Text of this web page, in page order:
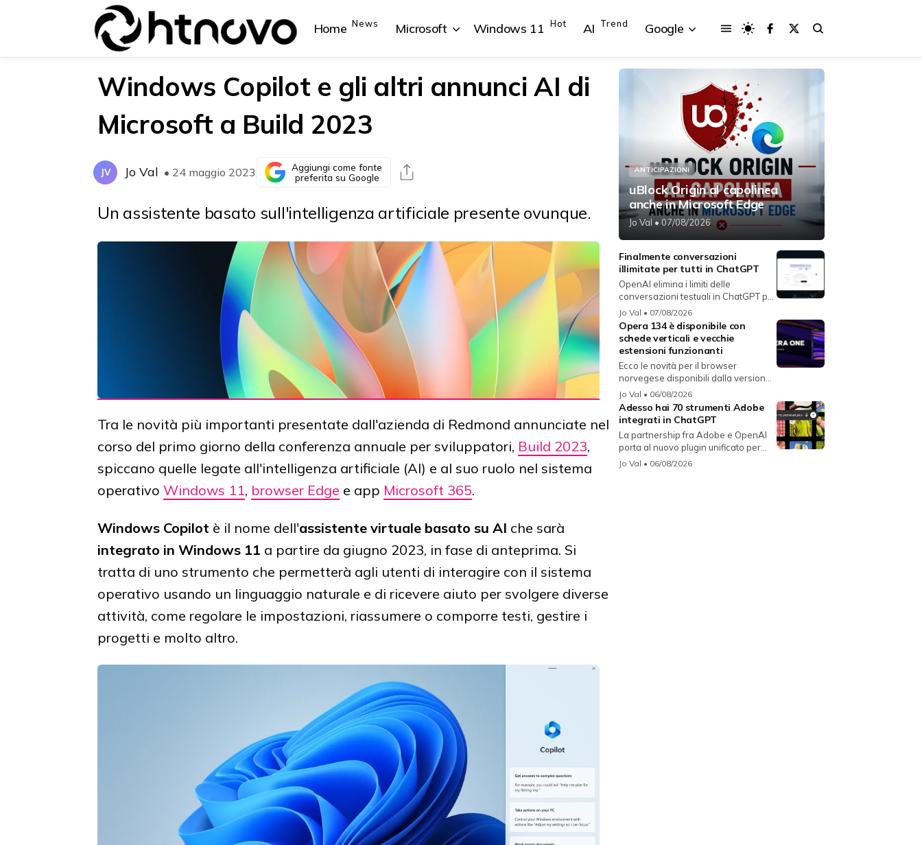
Home News Microsoft
{{POSTS[0].LABEL}} {{POSTS[1].LABEL}} {{POSTS[3].LABEL}}
{{posts[3].title}}
Windows 11 Hot AI Trend Google
{{POSTS[0].LABEL}} {{POSTS[1].LABEL}} {{POSTS[3].LABEL}}
{{posts[3].title}}
Windows Copilot e gli altri annunci AI di
Microsoft a Build 2023
JV Jo Val • 24 maggio 2023
Aggiungi come fonte
preferita su Google
Un assistente basato sull'intelligenza artificiale presente ovunque.
Tra le novità più importanti presentate dall'azienda di Redmond annunciate nel
corso del primo giorno della conferenza annuale per sviluppatori, Build 2023,
spiccano quelle legate all'intelligenza artificiale (AI) e al suo ruolo nel sistema
operativo Windows 11, browser Edge e app Microsoft 365.
Windows Copilot è il nome dell'assistente virtuale basato su AI che sarà
integrato in Windows 11 a partire da giugno 2023, in fase di anteprima. Si
tratta di uno strumento che permetterà agli utenti di interagire con il sistema
operativo usando un linguaggio naturale e di ricevere aiuto per svolgere diverse
attività, come regolare le impostazioni, riassumere o comporre testi, gestire i
progetti e molto altro.
ANTICIPAZIONI
uBlock Origin al capolinea
anche in Microsoft Edge
Jo Val • 07/08/2026
Finalmente conversazioni
illimitate per tutti in ChatGPT
OpenAI elimina i limiti delle
conversazioni testuali in ChatGPT per
i...Jo Val • 07/08/2026
Opera 134 è disponibile con
schede verticali e vecchie
estensioni funzionanti
Ecco le novità per il browser
norvegese disponibili dalla versione
134...
Jo Val • 06/08/2026
Adesso hai 70 strumenti Adobe
integrati in ChatGPT
La partnership fra Adobe e OpenAI
porta al nuovo plugin unificato per...
Jo Val • 06/08/2026